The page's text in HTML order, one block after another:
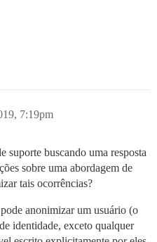
7:19pm
suporte buscando uma resposta
sobre uma abordagem de
tais ocorrências?
anonimizar um usuário (o
identidade, exceto qualquer